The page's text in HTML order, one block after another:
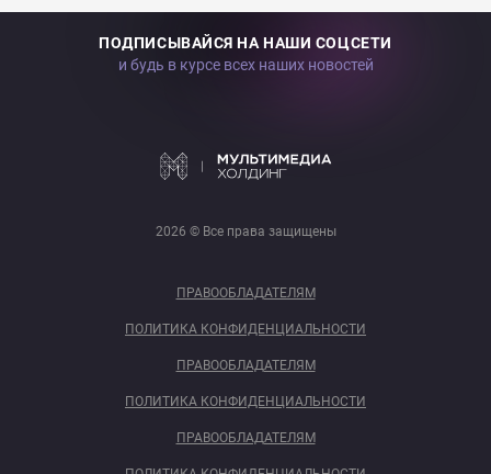
ПОДПИСЫВАЙСЯ НА НАШИ СОЦСЕТИ
и будь в курсе всех наших новостей
2026 © Все права защищены
ПРАВООБЛАДАТЕЛЯМ
ПОЛИТИКА КОНФИДЕНЦИАЛЬНОСТИ
ПРАВООБЛАДАТЕЛЯМ
ПОЛИТИКА КОНФИДЕНЦИАЛЬНОСТИ
ПРАВООБЛАДАТЕЛЯМ